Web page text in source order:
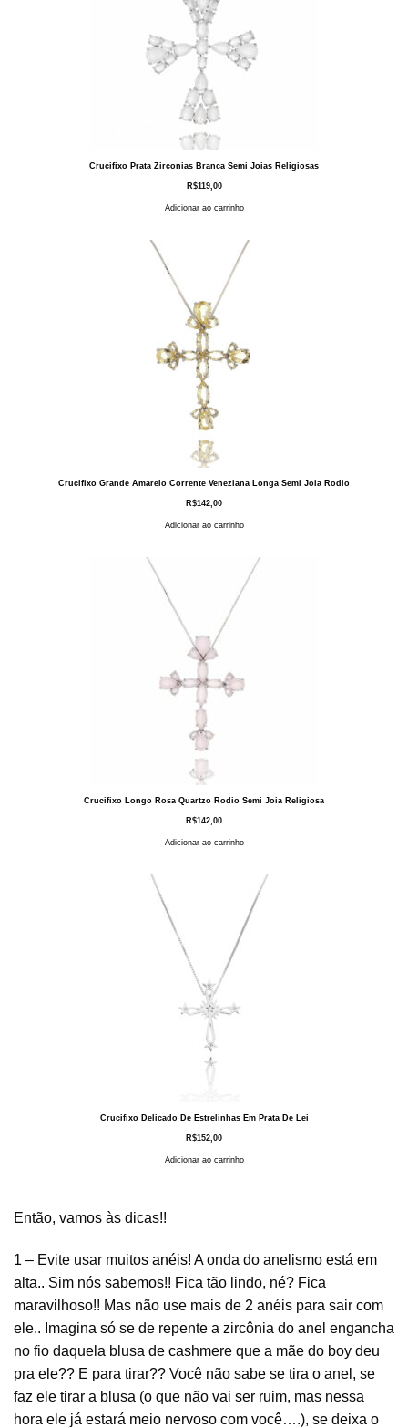
Crucifixo Prata Zirconias Branca Semi Joias Religiosas
R$119,00
Adicionar ao carrinho
Crucifixo Grande Amarelo Corrente Veneziana Longa Semi Joia Rodio
R$142,00
Adicionar ao carrinho
Crucifixo Longo Rosa Quartzo Rodio Semi Joia Religiosa
R$142,00
Adicionar ao carrinho
Crucifixo Delicado De Estrelinhas Em Prata De Lei
R$152,00
Adicionar ao carrinho
Então, vamos às dicas!!
1 – Evite usar muitos anéis! A onda do anelismo está em
alta.. Sim nós sabemos!! Fica tão lindo, né? Fica
maravilhoso!! Mas não use mais de 2 anéis para sair com
ele.. Imagina só se de repente a zircônia do anel engancha
no fio daquela blusa de cashmere que a mãe do boy deu
pra ele?? E para tirar?? Você não sabe se tira o anel, se
faz ele tirar a blusa (o que não vai ser ruim, mas nessa
hora ele já estará meio nervoso com você….), se deixa o